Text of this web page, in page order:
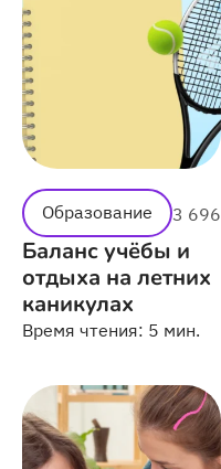
Образование 3 696
Баланс учёбы и
отдыха на летних
каникулах
Время чтения: 5 мин.